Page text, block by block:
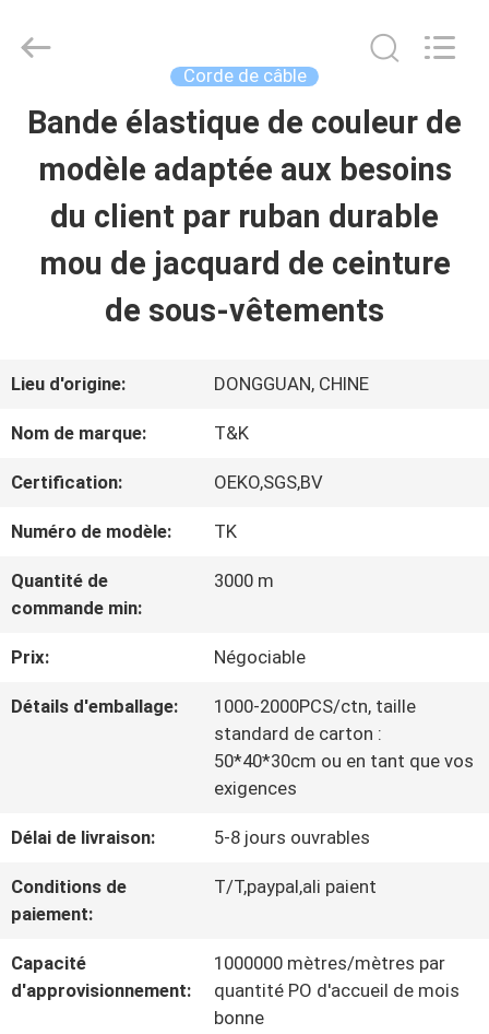
APERÇU
PRODUITS
PROPOS
DE
NOUS
VISITE
D'USINE
DE
LA
CONTACT
NOUVELLES
TOUS
T&K
Corde de câble
Bande élastique de couleur de
modèle adaptée aux besoins
du client par ruban durable
mou de jacquard de ceinture
de sous-vêtements
Lieu d'origine: DONGGUAN, CHINE
Nom de marque: T&K
Certification: OEKO,SGS,BV
Numéro de modèle: TK
Quantité de
commande min:
3000 m
Prix: Négociable
Détails d'emballage:
1000-2000PCS/ctn, taille
standard de carton :
50*40*30cm ou en tant que vos
exigences
Délai de livraison: 5-8 jours ouvrables
Conditions de
paiement:
T/T,paypal,ali paient
Capacité
d'approvisionnement:
1000000 mètres/mètres par
quantité PO d'accueil de mois
bonne